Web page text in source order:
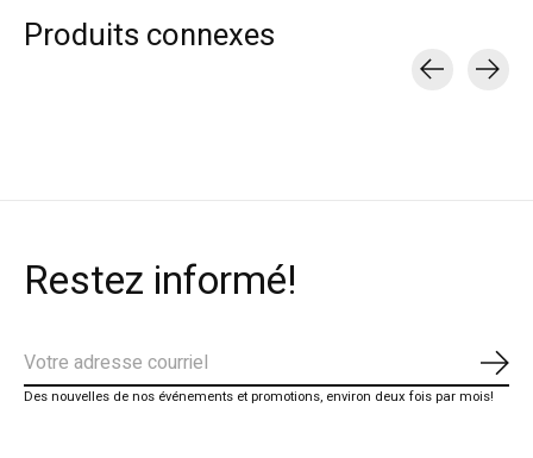
Produits connexes
Restez informé!
Des nouvelles de nos événements et promotions, environ deux fois par mois!